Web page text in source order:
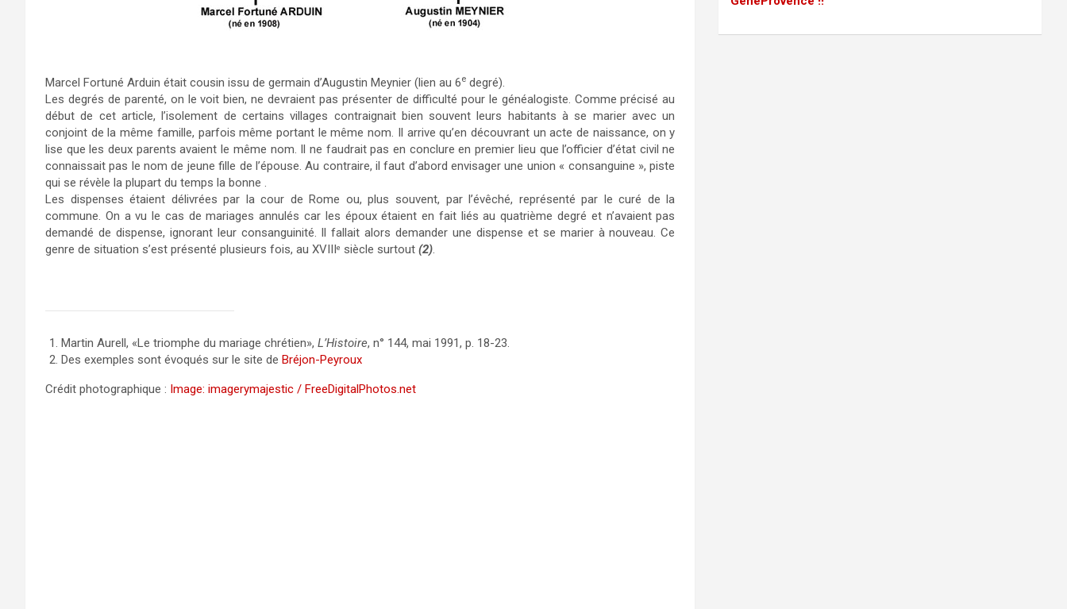
Marcel Fortuné Arduin était cousin issu de germain d’Augustin Meynier (lien au 6e degré).
Les degrés de parenté, on le voit bien, ne devraient pas présenter de difficulté pour le généalogiste. Comme précisé au
début de cet article, l’isolement de certains villages contraignait bien souvent leurs habitants à se marier avec un
conjoint de la même famille, parfois même portant le même nom. Il arrive qu’en découvrant un acte de naissance, on y
lise que les deux parents avaient le même nom. Il ne faudrait pas en conclure en premier lieu que l’officier d’état civil ne
connaissait pas le nom de jeune fille de l’épouse. Au contraire, il faut d’abord envisager une union « consanguine », piste
qui se révèle la plupart du temps la bonne .
Les dispenses étaient délivrées par la cour de Rome ou, plus souvent, par l’évêché, représenté par le curé de la
commune. On a vu le cas de mariages annulés car les époux étaient en fait liés au quatrième degré et n’avaient pas
demandé de dispense, ignorant leur consanguinité. Il fallait alors demander une dispense et se marier à nouveau. Ce
genre de situation s’est présenté plusieurs fois, au XVIIIe siècle surtout (2).
Martin Aurell, «Le triomphe du mariage chrétien», L’Histoire, n° 144, mai 1991, p. 18-23.
Des exemples sont évoqués sur le site de Bréjon-Peyroux
Crédit photographique : Image: imagerymajestic / FreeDigitalPhotos.net